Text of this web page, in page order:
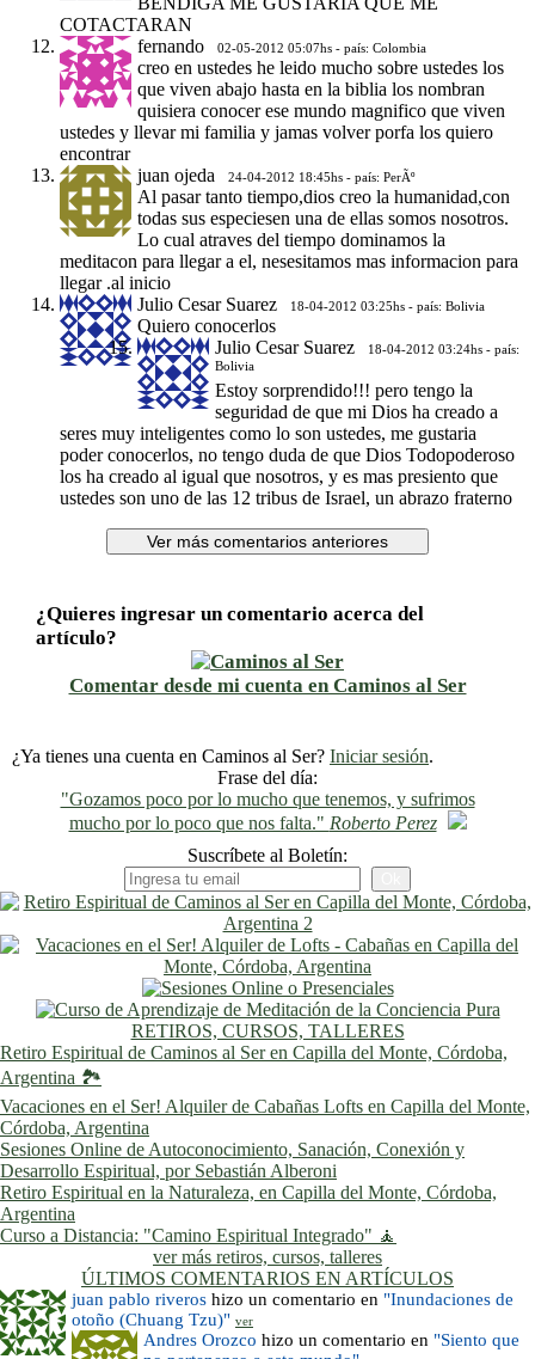
COTACTARAN
fernando
02-05-2012 05:07hs - país: Colombia
creo en ustedes he leido mucho sobre ustedes los
que viven abajo hasta en la biblia los nombran
quisiera conocer ese mundo magnifico que viven
ustedes y llevar mi familia y jamas volver porfa los quiero
encontrar
juan ojeda
24-04-2012 18:45hs - país: PerÃº
Al pasar tanto tiempo,dios creo la humanidad,con
todas sus especiesen una de ellas somos nosotros.
Lo cual atraves del tiempo dominamos la
meditacon para llegar a el, nesesitamos mas informacion para
llegar .al inicio
Julio Cesar Suarez
18-04-2012 03:25hs - país: Bolivia
Quiero conocerlos
Julio Cesar Suarez
18-04-2012 03:24hs - país:
Bolivia
Estoy sorprendido!!! pero tengo la
seguridad de que mi Dios ha creado a
seres muy inteligentes como lo son ustedes, me gustaria
poder conocerlos, no tengo duda de que Dios Todopoderoso
los ha creado al igual que nosotros, y es mas presiento que
ustedes son uno de las 12 tribus de Israel, un abrazo fraterno
¿Quieres ingresar un comentario acerca del
artículo?
Comentar desde mi cuenta en Caminos al Ser
¿Ya tienes una cuenta en Caminos al Ser? Iniciar sesión.
Frase del día:
"Gozamos poco por lo mucho que tenemos, y sufrimos
mucho por lo poco que nos falta." Roberto Perez
Suscríbete al Boletín:
RETIROS, CURSOS, TALLERES
Retiro Espiritual de Caminos al Ser en Capilla del Monte, Córdoba,
Argentina 🏞️
Vacaciones en el Ser! Alquiler de Cabañas Lofts en Capilla del Monte,
Córdoba, Argentina
Sesiones Online de Autoconocimiento, Sanación, Conexión y
Desarrollo Espiritual, por Sebastián Alberoni
Retiro Espiritual en la Naturaleza, en Capilla del Monte, Córdoba,
Argentina
Curso a Distancia: "Camino Espiritual Integrado" 🧘
ver más retiros, cursos, talleres
ÚLTIMOS COMENTARIOS EN ARTÍCULOS
juan pablo riveros hizo un comentario en "Inundaciones de
otoño (Chuang Tzu)" ver
Andres Orozco hizo un comentario en "Siento que